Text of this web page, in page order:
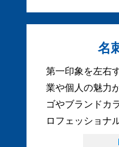
名
第一印象を左右
業や個人の魅力
ゴやブランドカ
ロフェッショナ